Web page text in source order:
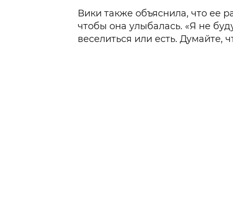
Вики также объяснила, что ее
чтобы она улыбалась. «Я не
веселиться или есть. Думайте,